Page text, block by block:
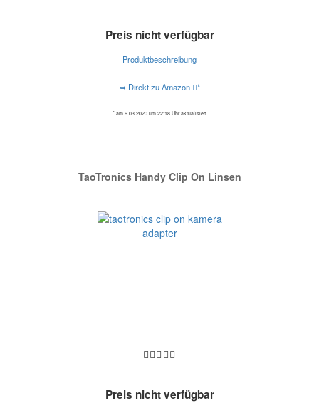
Preis nicht verfügbar
Produktbeschreibung
➥ Direkt zu Amazon *
* am 6.03.2020 um 22:18 Uhr aktualisiert
TaoTronics Handy Clip On Linsen
Preis nicht verfügbar